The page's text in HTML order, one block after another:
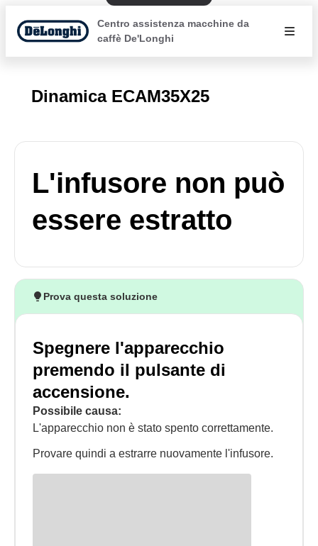
Centro assistenza macchine da
caffè De'Longhi
Dinamica ECAM35X25
L'infusore non può
essere estratto
Prova questa soluzione
Spegnere l'apparecchio
premendo il pulsante di
accensione.
Possibile causa:
L'apparecchio non è stato spento correttamente.
Provare quindi a estrarre nuovamente l'infusore.